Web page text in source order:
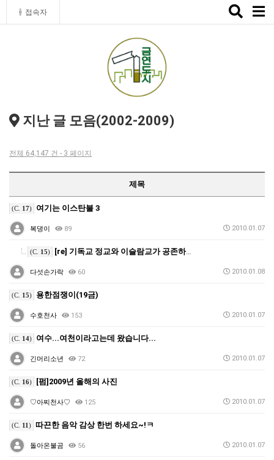
접속자
Toggle
지난 글 모음(2002-2009)
전체 64,147 건 - 3 페이지
제목
(C. 17) 여기는 이스탄불 3
복댕이 89 2010.01.07
(C. 15) [re] 기독교 정교와 이슬람교가 공존하는 아름다운 성…
다섯손가락 60 2010.01.08
(C. 15) 용한점쟁이(19금)
수호천사 153 2010.01.07
(C. 14) 여수...여천이라고는데 왔습니다...
긴머리소년 72 2010.01.07
(C. 16) [펌]2009년 올해의 사진
♡아찌천사♡ 125 2010.01.07
(C. 11) 따끈한 음악 감상 한번 하세요~!ㅋ
돌아온불곰 56 2010.01.07